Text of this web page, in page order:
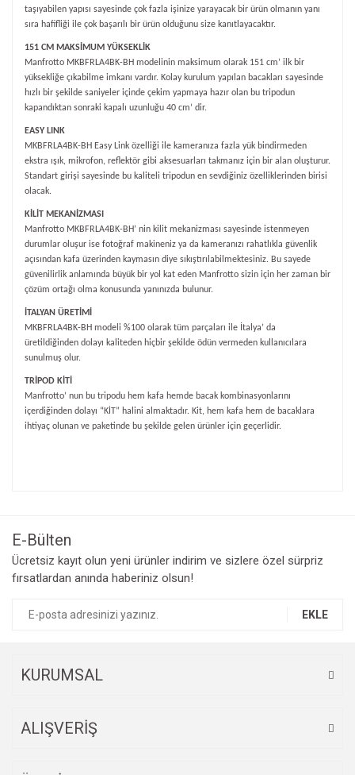
taşıyabilen yapısı sayesinde çok fazla işinize yarayacak bir ürün olmanın yanı
sıra hafifliği ile çok başarılı bir ürün olduğunu size kanıtlayacaktır.
151 CM MAKSİMUM YÜKSEKLİK
Manfrotto MKBFRLA4BK-BH modelinin maksimum olarak 151 cm’ ilk bir
yüksekliğe çıkabilme imkanı vardır. Kolay kurulum yapılan bacakları sayesinde
hızlı bir şekilde saniyeler içinde çekim yapmaya hazır olan bu tripodun
kapandıktan sonraki kapalı uzunluğu 40 cm’ dir.
EASY LINK
MKBFRLA4BK-BH Easy Link özelliği ile kameranıza fazla yük bindirmeden
ekstra ışık, mikrofon, reflektör gibi aksesuarları takmanız için bir alan oluşturur.
Standart girişi sayesinde bu kaliteli tripodun en sevdiğiniz özelliklerinden birisi
olacak.
KİLİT MEKANİZMASI
Manfrotto MKBFRLA4BK-BH’ nin kilit mekanizması sayesinde istenmeyen
durumlar oluşur ise fotoğraf makineniz ya da kameranızı rahatlıkla güvenlik
açısından kafa üzerinden kaymasın diye sıkıştırılabilmektesiniz. Bu sayede
güvenilirlik anlamında büyük bir yol kat eden Manfrotto sizin için her zaman bir
çözüm ortağı olma konusunda yanınızda bulunur.
İTALYAN ÜRETİMİ
MKBFRLA4BK-BH modeli %100 olarak tüm parçaları ile İtalya’ da
üretildiğinden dolayı kaliteden hiçbir şekilde ödün vermeden kullanıcılara
sunulmuş olur.
TRİPOD KİTİ
Manfrotto’ nun bu tripodu hem kafa hemde bacak kombinasyonlarını
içerdiğinden dolayı “KİT” halini almaktadır. Kit, hem kafa hem de bacaklara
ihtiyaç olunan ve paketinde bu şekilde gelen ürünler için geçerlidir.
Ürün resmi kalitesiz, bozuk veya görüntülenemiyor.
Ürün açıklamasında eksik bilgiler bulunuyor.
E-Bülten
Ücretsiz kayıt olun yeni ürünler indirim ve sizlere özel sürpriz
fırsatlardan anında haberiniz olsun!
EKLE
KURUMSAL
ALIŞVERİŞ